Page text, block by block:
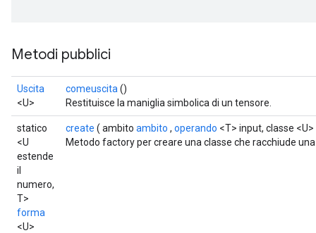
Metodi pubblici
Uscita
<U>
comeuscita ()
Restituisce la maniglia simbolica di un tensore.
statico
<U
estende
il
numero,
T>
forma
<U>
create ( ambito ambito , operando <T> input, classe
Metodo factory per creare una classe che racchiude